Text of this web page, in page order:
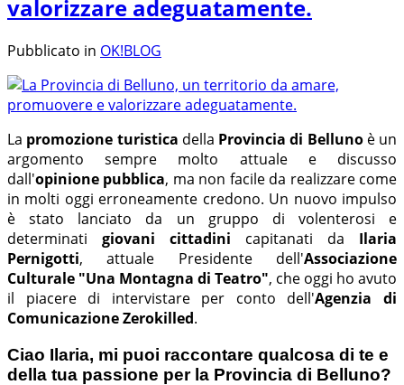
valorizzare adeguatamente.
Pubblicato in OK!BLOG
La promozione turistica della Provincia di Bellunoè un
argomento sempre molto attuale e discusso
dall'opinione pubblica, ma non facile da realizzare come
in molti oggi erroneamente credono. Un nuovo impulso
è stato lanciato da un gruppo di
volenterosi e
determinati giovani cittadini capitanati da Ilaria
Pernigotti, attuale Presidente dell'Associazione
Culturale "Una Montagna di Teatro", che oggi ho avuto
il piacere di intervistare per conto dell'Agenzia di
Comunicazione Zerokilled.
Ciao Ilaria, mi puoi raccontare qualcosa di te e
della tua passione per la Provincia di Belluno?